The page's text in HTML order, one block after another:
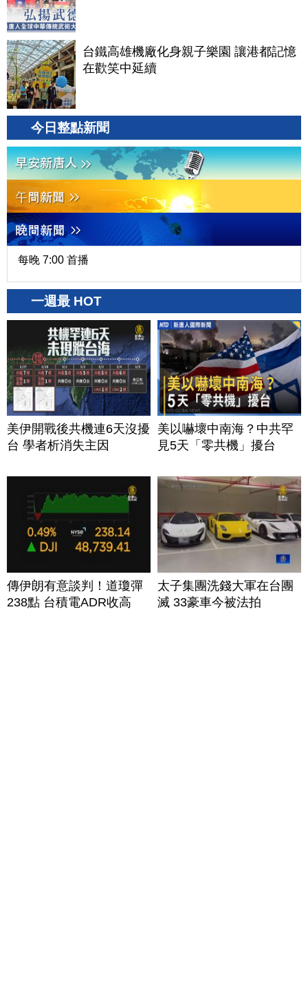
台鐵高雄機廠化身親子樂園 讓港都記憶
在歡笑中延續
今日整點新聞
每晚 7:00 首播
一週最 HOT
美伊開戰後共機連6天沒擾
台 學者析消失主因
美以嚇壞中南海？中共罕
見5天「零共機」擾台
傳伊朗有意談判！道瓊彈
238點 台積電ADR收高
太子集團洗錢大軍在台團
滅 33豪車今被法拍